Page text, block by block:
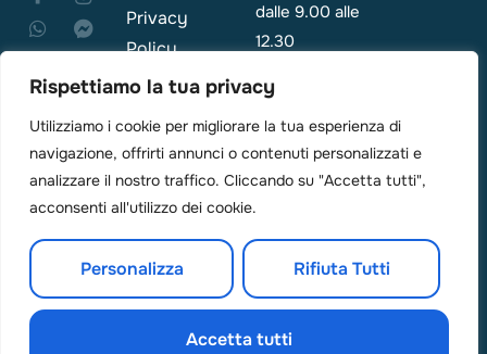
Rispettiamo la tua privacy
Utilizziamo i cookie per migliorare la tua esperienza di
navigazione, offrirti annunci o contenuti personalizzati e
analizzare il nostro traffico. Cliccando su "Accetta tutti",
acconsenti all'utilizzo dei cookie.
Personalizza Rifiuta Tutti
Accetta tutti
Privacy
Policy
dalle 9.00 alle
12.30
alle 19.00
Emergenza: i
pazienti sono
il giorno in
chiamano.